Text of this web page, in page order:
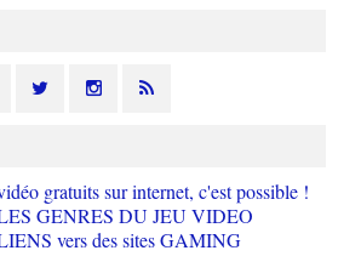
gratuits sur internet, c'est possible !
GENRES DU JEU VIDEO
vers des sites GAMING